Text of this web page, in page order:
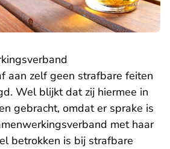
aan zelf geen strafbare feiten
Wel blijkt dat zij hiermee in
gebracht, omdat er sprake is
met haar
betrokken is bij strafbare